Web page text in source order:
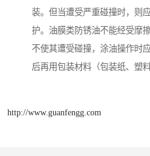
装。但当遭受严重碰撞时，则
护。油膜类防锈油不能经受摩
不使其遭受碰撞，涂油操作时
后再用包装材料（包装纸、塑
http://www.guanfengg.com